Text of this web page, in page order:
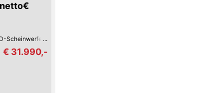
Scheinwerfer
€ 31.990,-